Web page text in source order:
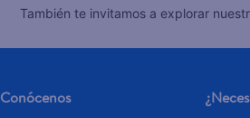
También te invitamos a explorar
Conócenos